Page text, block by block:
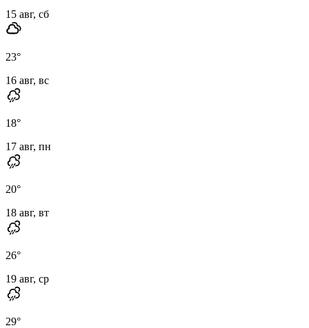
15 авг, сб
23°
16 авг, вс
18°
17 авг, пн
20°
18 авг, вт
26°
19 авг, ср
29°